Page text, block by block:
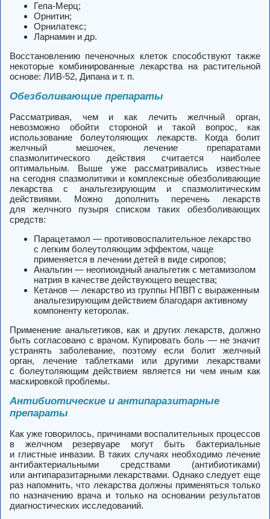
Гепа-Мерц;
Орнитин;
Орнилатекс;
Ларнамин и др.
Восстановлению печеночных клеток способствуют также
некоторые комбинированные лекарства на растительной
основе: ЛИВ-52, Дипана и т. п.
Обезболивающие препараты
Рассматривая, чем и как лечить желчный орган,
невозможно обойти стороной и такой вопрос, как
использование болеутоляющих лекарств. Когда болит
желчный мешочек, лечение препаратами
спазмолитического действия считается наиболее
оптимальным. Выше уже рассматривались известные
на сегодня спазмолитики и комплексные обезболивающие
лекарства с анальгезирующим и спазмолитическим
действиями. Можно дополнить перечень лекарств
для желчного пузыря списком таких обезболивающих
средств:
Парацетамол — противовоспалительное лекарство
с легким болеутоляющим эффектом, чаще
применяется в лечении детей в виде сиропов;
Анальгин — неопиоидный анальгетик с метамизолом
натрия в качестве действующего вещества;
Кетанов — лекарство из группы НПВП с выраженным
анальгезирующим действием благодаря активному
компоненту кеторолак.
Применение анальгетиков, как и других лекарств, должно
быть согласовано с врачом. Купировать боль — не значит
устранять заболевание, поэтому если болит желчный
орган, лечение таблетками или другими лекарствами
с болеутоляющим действием является ни чем иным как
маскировкой проблемы.
Антибиотические и антипаразитарные
препараты
Как уже говорилось, причинами воспалительных процессов
в желчном резервуаре могут быть бактериальные
и глистные инвазии. В таких случаях необходимо лечение
антибактериальными средствами (антибиотиками)
или антипаразитарными лекарствами. Однако следует еще
раз напомнить, что лекарства должны применяться только
по назначению врача и только на основании результатов
диагностических исследований.